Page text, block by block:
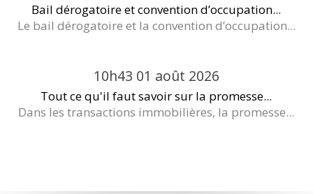
Bail dérogatoire et convention d’occupation...
Le bail dérogatoire et la convention d’occupation...
10h43 01 août 2026
Tout ce qu'il faut savoir sur la promesse...
Dans les transactions immobilières, la promesse...